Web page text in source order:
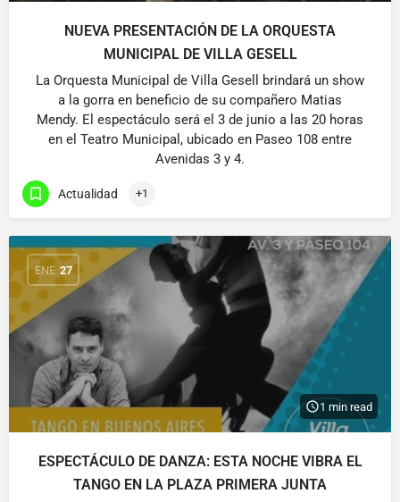
NUEVA PRESENTACIÓN DE LA ORQUESTA
MUNICIPAL DE VILLA GESELL
La Orquesta Municipal de Villa Gesell brindará un show
a la gorra en beneficio de su compañero Matias
Mendy. El espectáculo será el 3 de junio a las 20 horas
en el Teatro Municipal, ubicado en Paseo 108 entre
Avenidas 3 y 4.
Actualidad +1
ENE 27
1 min read
ESPECTÁCULO DE DANZA: ESTA NOCHE VIBRA EL
TANGO EN LA PLAZA PRIMERA JUNTA